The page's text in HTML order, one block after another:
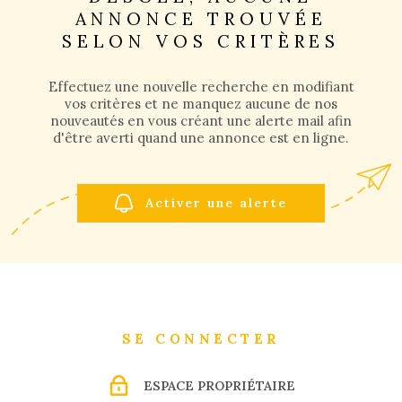
NOUS
ANNONCE TROUVÉE
SELON VOS CRITÈRES
Effectuez une nouvelle recherche en modifiant
vos critères et ne manquez aucune de nos
nouveautés en vous créant une alerte mail afin
d'être averti quand une annonce est en ligne.
Activer une alerte
SE CONNECTER
ESPACE PROPRIÉTAIRE